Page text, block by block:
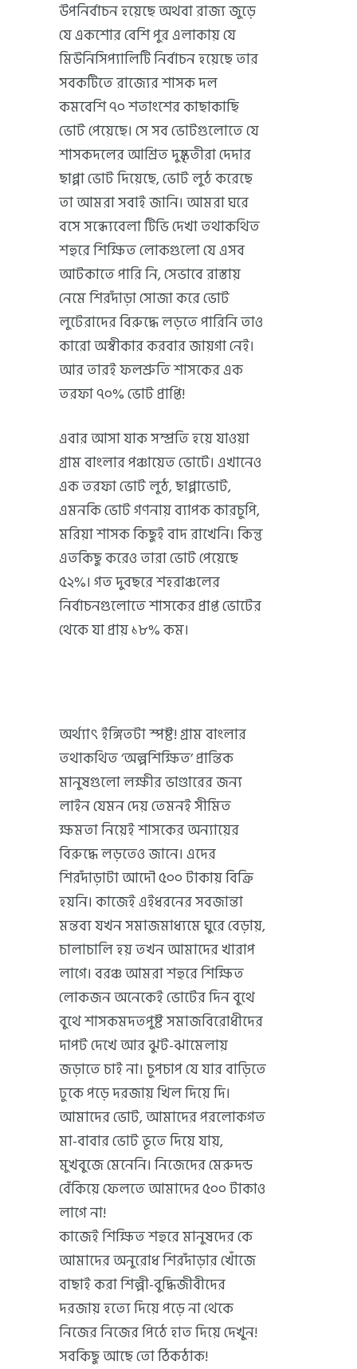
উপনির্বাচন হয়েছে অথবা রাজ্য জুড়ে
যে একশোর বেশি পুর এলাকায় যে
মিউনিসিপ্যালিটি নির্বাচন হয়েছে তার
সবকটিতে রাজ্যের শাসক দল
কমবেশি ৭০ শতাংশের কাছাকাছি
ভোট পেয়েছে। সে সব ভোটগুলোতে যে
শাসকদলের আশ্রিত দুষ্কৃতীরা দেদার
ছাপ্পা ভোট দিয়েছে, ভোট লুঠ করেছে
তা আমরা সবাই জানি। আমরা ঘরে
বসে সন্ধ্যেবেলা টিভি দেখা তথাকথিত
শহুরে শিক্ষিত লোকগুলো যে এসব
আটকাতে পারি নি, সেভাবে রাস্তায়
নেমে শিরদাঁড়া সোজা করে ভোট
লুটেরাদের বিরুদ্ধে লড়তে পারিনি তাও
কারো অস্বীকার করবার জায়গা নেই।
আর তারই ফলশ্রুতি শাসকের এক
তরফা ৭০% ভোট প্রাপ্তি!
এবার আসা যাক সম্প্রতি হয়ে যাওয়া
গ্রাম বাংলার পঞ্চায়েত ভোটে। এখানেও
এক তরফা ভোট লুঠ, ছাপ্পাভোট,
এমনকি ভোট গণনায় ব্যাপক কারচুপি,
মরিয়া শাসক কিছুই বাদ রাখেনি। কিন্তু
এতকিছু করেও তারা ভোট পেয়েছে
৫২%। গত দুবছরে শহরাঞ্চলের
নির্বাচনগুলোতে শাসকের প্রাপ্ত ভোটের
থেকে যা প্রায় ১৮% কম।
অর্থ্যাৎ ইঙ্গিতটা স্পষ্ট! গ্রাম বাংলার
তথাকথিত ‘অল্পশিক্ষিত’ প্রান্তিক
মানুষগুলো লক্ষীর ভাণ্ডারের জন্য
লাইন যেমন দেয় তেমনই সীমিত
ক্ষমতা নিয়েই শাসকের অন্যায়ের
বিরুদ্ধে লড়তেও জানে। এদের
শিরদাঁড়াটা আদৌ ৫০০ টাকায় বিক্রি
হয়নি। কাজেই এইধরনের সবজান্তা
মন্তব্য যখন সমাজমাধ্যমে ঘুরে বেড়ায়,
চালাচালি হয় তখন আমাদের খারাপ
লাগে। বরঞ্চ আমরা শহুরে শিক্ষিত
লোকজন অনেকেই ভোটের দিন বুথে
বুথে শাসকমদতপুষ্ট সমাজবিরোধীদের
দাপট দেখে আর ঝুট-ঝামেলায়
জড়াতে চাই না। চুপচাপ যে যার বাড়িতে
ঢুকে পড়ে দরজায় খিল দিয়ে দি।
আমাদের ভোট, আমাদের পরলোকগত
মা-বাবার ভোট ভূতে দিয়ে যায়,
মুখবুজে মেনেনি। নিজেদের মেরুদন্ড
বেঁকিয়ে ফেলতে আমাদের ৫০০ টাকাও
লাগে না!
কাজেই শিক্ষিত শহুরে মানুষদের কে
আমাদের অনুরোধ শিরদাঁড়ার খোঁজে
বাছাই করা শিল্পী-বুদ্ধিজীবীদের
দরজায় হত্যে দিয়ে পড়ে না থেকে
নিজের নিজের পিঠে হাত দিয়ে দেখুন!
সবকিছু আছে তো ঠিকঠাক!